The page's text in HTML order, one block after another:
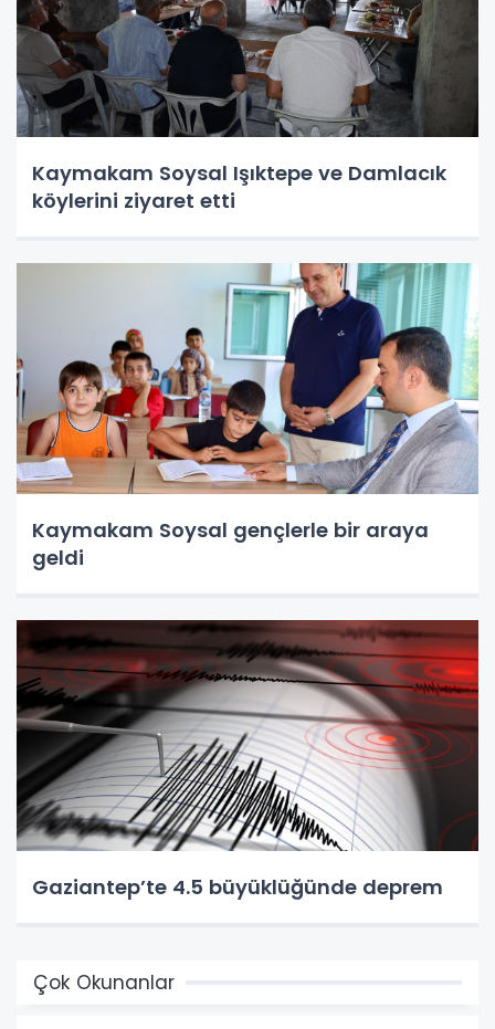
Kaymakam Soysal Işıktepe ve Damlacık
köylerini ziyaret etti
Kaymakam Soysal gençlerle bir araya
geldi
Gaziantep’te 4.5 büyüklüğünde deprem
Çok Okunanlar